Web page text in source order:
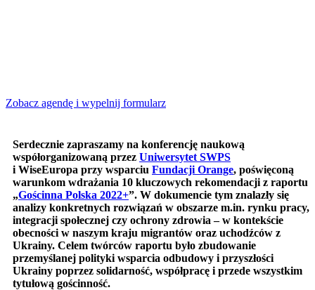
Zobacz agendę i wypelnij formularz
Serdecznie zapraszamy na konferencję naukową
współorganizowaną przez Uniwersytet SWPS
i WiseEuropa przy wsparciu Fundacji Orange, poświęconą
warunkom wdrażania 10 kluczowych rekomendacji z raportu
„Gościnna Polska 2022+”. W dokumencie tym znalazły się
analizy konkretnych rozwiązań w obszarze m.in. rynku pracy,
integracji społecznej czy ochrony zdrowia – w kontekście
obecności w naszym kraju migrantów oraz uchodźców z
Ukrainy. Celem twórców raportu było zbudowanie
przemyślanej polityki wsparcia odbudowy i przyszłości
Ukrainy poprzez solidarność, współpracę i przede wszystkim
tytułową gościnność.